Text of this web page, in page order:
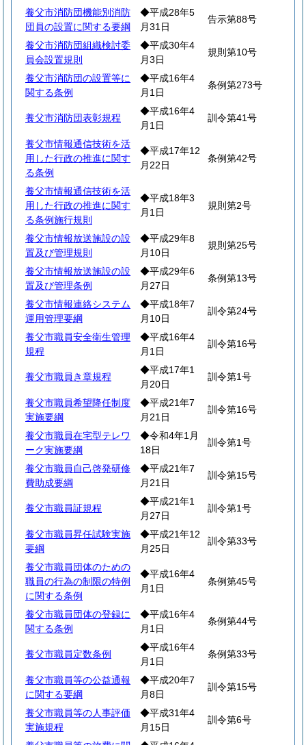
養父市消防団機能別消防
団員の設置に関する要綱
◆平成28年5
月31日
告示第88号
養父市消防団組織検討委
員会設置規則
◆平成30年4
月3日
規則第10号
養父市消防団の設置等に
関する条例
◆平成16年4
月1日
条例第273号
養父市消防団表彰規程
◆平成16年4
月1日
訓令第41号
養父市情報通信技術を活
用した行政の推進に関す
る条例
◆平成17年12
月22日
条例第42号
養父市情報通信技術を活
用した行政の推進に関す
る条例施行規則
◆平成18年3
月1日
規則第2号
養父市情報放送施設の設
置及び管理規則
◆平成29年8
月10日
規則第25号
養父市情報放送施設の設
置及び管理条例
◆平成29年6
月27日
条例第13号
養父市情報連絡システム
運用管理要綱
◆平成18年7
月10日
訓令第24号
養父市職員安全衛生管理
規程
◆平成16年4
月1日
訓令第16号
養父市職員き章規程
◆平成17年1
月20日
訓令第1号
養父市職員希望降任制度
実施要綱
◆平成21年7
月21日
訓令第16号
養父市職員在宅型テレワ
ーク実施要綱
◆令和4年1月
18日
訓令第1号
養父市職員自己啓発研修
費助成要綱
◆平成21年7
月21日
訓令第15号
養父市職員証規程
◆平成21年1
月27日
訓令第1号
養父市職員昇任試験実施
要綱
◆平成21年12
月25日
訓令第33号
養父市職員団体のための
職員の行為の制限の特例
に関する条例
◆平成16年4
月1日
条例第45号
養父市職員団体の登録に
関する条例
◆平成16年4
月1日
条例第44号
養父市職員定数条例
◆平成16年4
月1日
条例第33号
養父市職員等の公益通報
に関する要綱
◆平成20年7
月8日
訓令第15号
養父市職員等の人事評価
実施規程
◆平成31年4
月15日
訓令第6号